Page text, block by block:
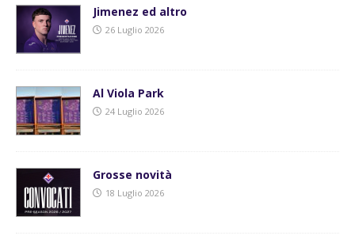
Jimenez ed altro
26 Luglio 2026
Al Viola Park
24 Luglio 2026
Grosse novità
18 Luglio 2026